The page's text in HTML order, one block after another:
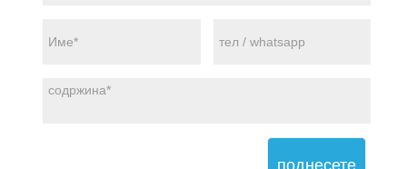
поднесете